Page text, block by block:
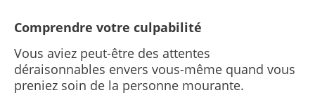
Comprendre votre culpabilité
Vous aviez peut-être des attentes
déraisonnables envers vous-même quand vous
preniez soin de la personne mourante.